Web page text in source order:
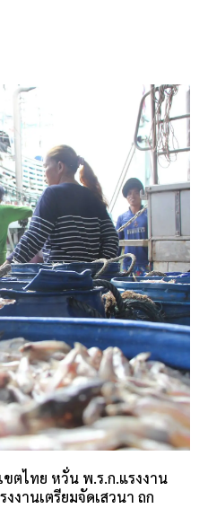
ตไทย หวั่น พ.ร.ก.แรงงาน
งานเตรียมจัดเสวนา ถก